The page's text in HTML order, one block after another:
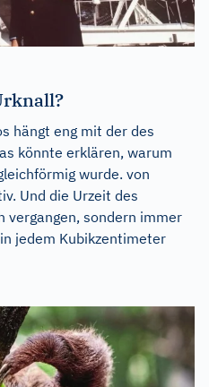
hängt eng mit der des
könnte erklären, warum
wurde. von
Und die Urzeit des
vergangen, sondern immer
jedem Kubikzentimeter